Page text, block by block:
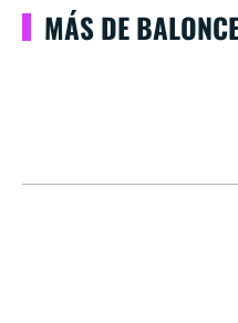
MÁS DE